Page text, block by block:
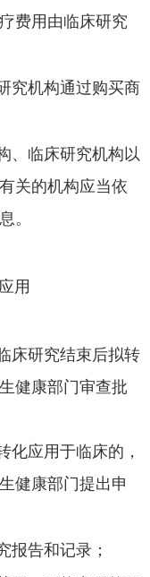
费用由临床研究
究机构通过购买商
、临床研究机构以
关的机构应当依
。
用
床研究结束后拟转
健康部门审查批
应用于临床的，
健康部门提出申
报告和记录；